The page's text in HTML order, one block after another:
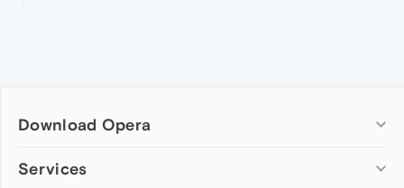
Download Opera
Computer browsers
Services